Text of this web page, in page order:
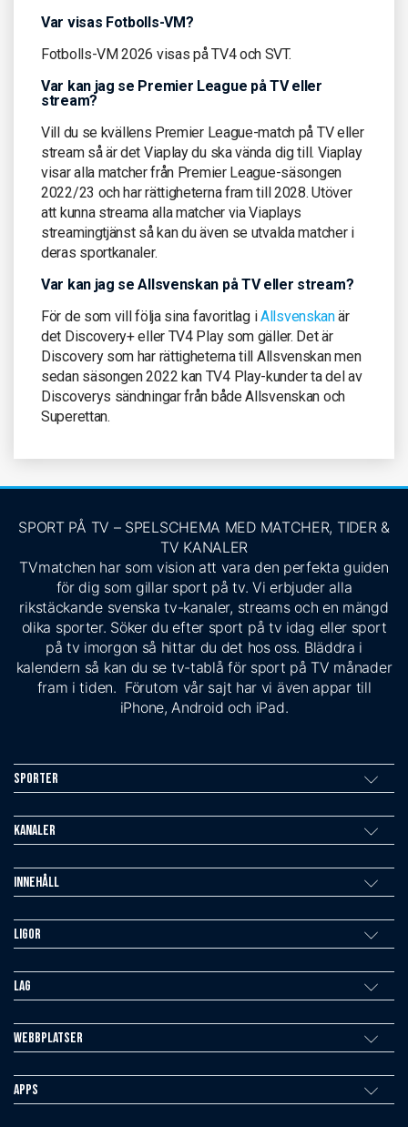
Var visas Fotbolls-VM?
Fotbolls-VM 2026 visas på TV4 och SVT.
Var kan jag se Premier League på TV eller
stream?
Vill du se kvällens Premier League-match på TV eller
stream så är det Viaplay du ska vända dig till. Viaplay
visar alla matcher från Premier League-säsongen
2022/23 och har rättigheterna fram till 2028. Utöver
att kunna streama alla matcher via Viaplays
streamingtjänst så kan du även se utvalda matcher i
deras sportkanaler.
Var kan jag se Allsvenskan på TV eller stream?
För de som vill följa sina favoritlag iAllsvenskanär
det Discovery+ eller TV4 Play som gäller. Det är
Discovery som har rättigheterna till Allsvenskan men
sedan säsongen 2022 kan TV4 Play-kunder ta del av
Discoverys sändningar från både Allsvenskan och
Superettan.
SPORT PÅ TV – SPELSCHEMA MED MATCHER, TIDER &
TV KANALER
TVmatchen har som vision att vara den perfekta guiden
för dig som gillar sport på tv. Vi erbjuder alla
rikstäckande svenska tv-kanaler, streams och en mängd
olika sporter. Söker du efter sport på tv idag eller sport
på tv imorgon så hittar du det hos oss. Bläddra i
kalendern så kan du se tv-tablå för sport på TV månader
fram i tiden. Förutom vår sajt har vi även appar till
iPhone, Android och iPad.
Sporter
Kanaler
Innehåll
Ligor
Lag
Webbplatser
Apps